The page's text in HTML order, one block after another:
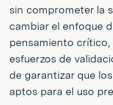
sin comprometer la
cambiar el enfoque
pensamiento crítico,
esfuerzos de
de garantizar que
aptos para el uso